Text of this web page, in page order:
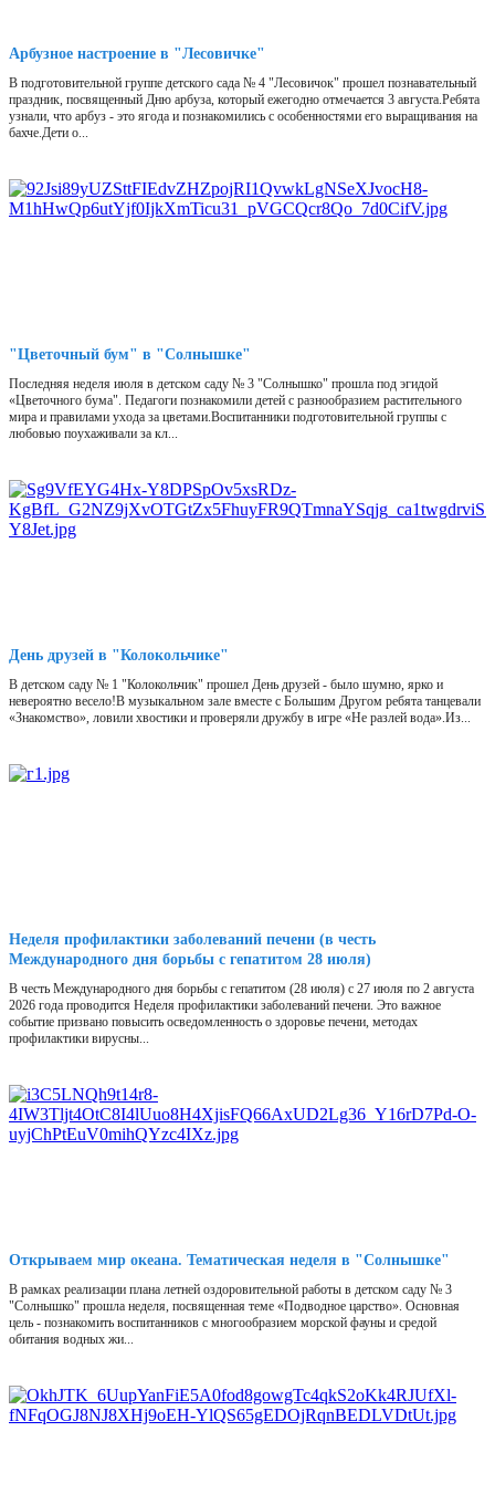
Арбузное настроение в "Лесовичке"
В подготовительной группе детского сада № 4 "Лесовичок" прошел познавательный
праздник, посвященный Дню арбуза, который ежегодно отмечается 3 августа.Ребята
узнали, что арбуз - это ягода и познакомились с особенностями его выращивания на
бахче.Дети о...
"Цветочный бум" в "Солнышке"
Последняя неделя июля в детском саду № 3 "Солнышко" прошла под эгидой
«Цветочного бума". Педагоги познакомили детей с разнообразием растительного
мира и правилами ухода за цветами.Воспитанники подготовительной группы с
любовью поухаживали за кл...
День друзей в "Колокольчике"
В детском саду № 1 "Колокольчик" прошел День друзей - было шумно, ярко и
невероятно весело!В музыкальном зале вместе с Большим Другом ребята танцевали
«Знакомство», ловили хвостики и проверяли дружбу в игре «Не разлей вода».Из...
Неделя профилактики заболеваний печени (в честь
Международного дня борьбы с гепатитом 28 июля)
В честь Международного дня борьбы с гепатитом (28 июля) с 27 июля по 2 августа
2026 года проводится Неделя профилактики заболеваний печени. Это важное
событие призвано повысить осведомленность о здоровье печени, методах
профилактики вирусны...
Открываем мир океана. Тематическая неделя в "Солнышке"
В рамках реализации плана летней оздоровительной работы в детском саду № 3
"Солнышко" прошла неделя, посвященная теме «Подводное царство». Основная
цель - познакомить воспитанников с многообразием морской фауны и средой
обитания водных жи...